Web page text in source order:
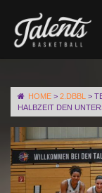
HOME > 2.DBBL >
HALBZEIT DEN